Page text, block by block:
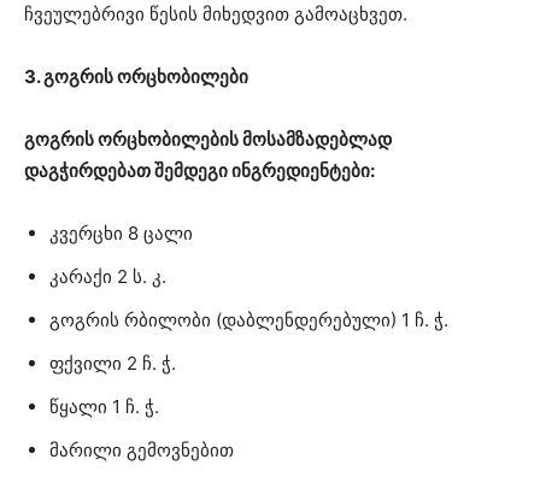
ჩვეულებრივი წესის მიხედვით გამოაცხვეთ.
3. გოგრის ორცხობილები
გოგრის ორცხობილების მოსამზადებლად
დაგჭირდებათ შემდეგი ინგრედიენტები:
კვერცხი 8 ცალი
კარაქი 2 ს. კ.
გოგრის რბილობი (დაბლენდერებული) 1 ჩ. ჭ.
ფქვილი 2 ჩ. ჭ.
წყალი 1 ჩ. ჭ.
მარილი გემოვნებით